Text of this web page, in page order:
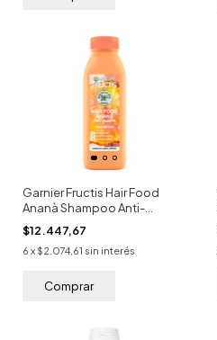
Garnier Fructis Hair Food
Ananà Shampoo Anti-
quiebre 300ml
$12.447,67
6 x $2.074,61 sin interés